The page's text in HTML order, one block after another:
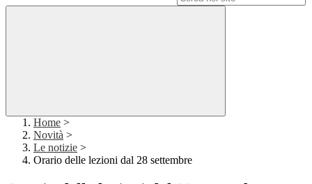
Home >
Novità >
Le notizie >
Orario delle lezioni dal 28 settembre